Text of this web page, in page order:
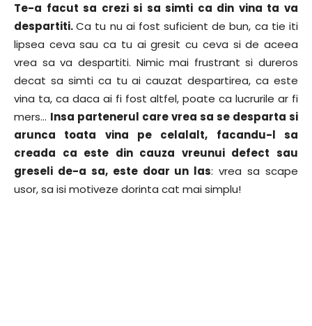
Te-a facut sa crezi si sa simti ca din vina ta va
despartiti.Ca tu nu ai fost suficient de bun, ca tie iti
lipsea ceva sau ca tu ai gresit cu ceva si de aceea
vrea sa va despartiti. Nimic mai frustrant si dureros
decat sa simti ca tu ai cauzat despartirea, ca este
vina ta, ca daca ai fi fost altfel, poate ca lucrurile ar fi
mers… Insa partenerul care vrea sa se desparta si
arunca toata vina pe celalalt, facandu-l sa
creada ca este din cauza vreunui defect sau
greseli de-a sa, este doar un las: vrea sa scape
usor, sa isi motiveze dorinta cat mai simplu!